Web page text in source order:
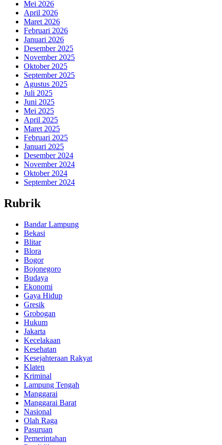
Mei 2026
April 2026
Maret 2026
Februari 2026
Januari 2026
Desember 2025
November 2025
Oktober 2025
September 2025
Agustus 2025
Juli 2025
Juni 2025
Mei 2025
April 2025
Maret 2025
Februari 2025
Januari 2025
Desember 2024
November 2024
Oktober 2024
September 2024
Rubrik
Bandar Lampung
Bekasi
Blitar
Blora
Bogor
Bojonegoro
Budaya
Ekonomi
Gaya Hidup
Gresik
Grobogan
Hukum
Jakarta
Kecelakaan
Kesehatan
Kesejahteraan Rakyat
Klaten
Kriminal
Lampung Tengah
Manggarai
Manggarai Barat
Nasional
Olah Raga
Pasuruan
Pemerintahan